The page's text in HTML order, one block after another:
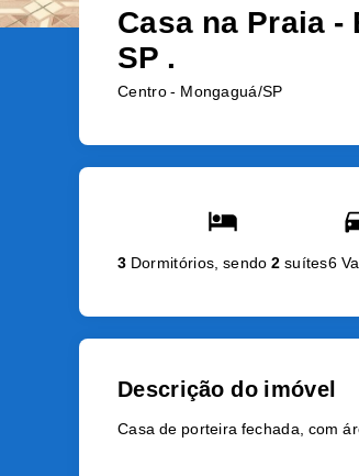
Casa na Praia
SP .
Centro - Mongaguá/SP
3 Dormitórios, sendo2 suítes6
Descrição do imóvel
Casa de porteira fechada, com